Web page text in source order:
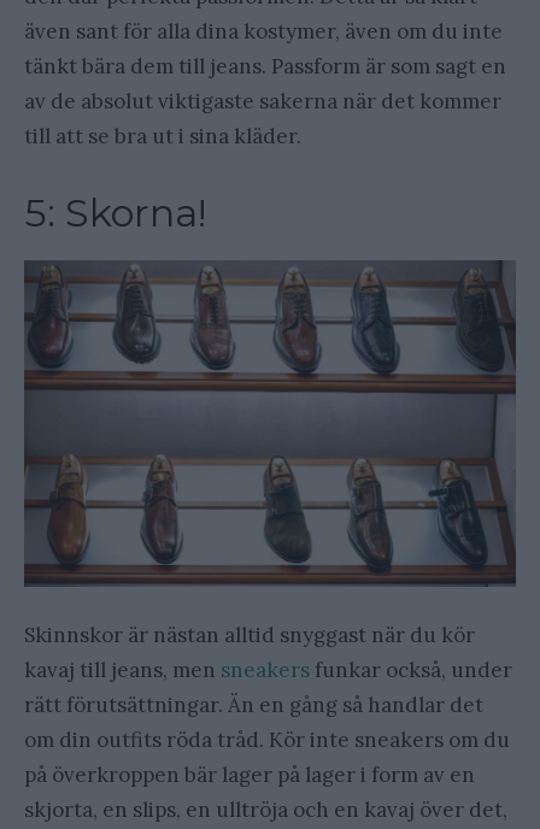
även sant för alla dina kostymer, även om du inte
tänkt bära dem till jeans. Passform är som sagt en
av de absolut viktigaste sakerna när det kommer
till att se bra ut i sina kläder.
5: Skorna!
Skinnskor är nästan alltid snyggast när du kör
kavaj till jeans, men sneakers funkar också, under
rätt förutsättningar. Än en gång så handlar det
om din outfits röda tråd. Kör inte sneakers om du
på överkroppen bär lager på lager i form av en
skjorta, en slips, en ulltröja och en kavaj över det,